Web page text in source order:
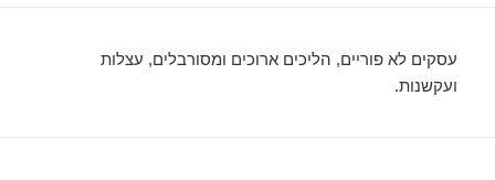
עסקים לא פוריים, הליכים ארוכים ומסורבלים, עצלות
ועקשנות.